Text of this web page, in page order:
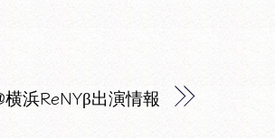
浜ReNYβ出演情報